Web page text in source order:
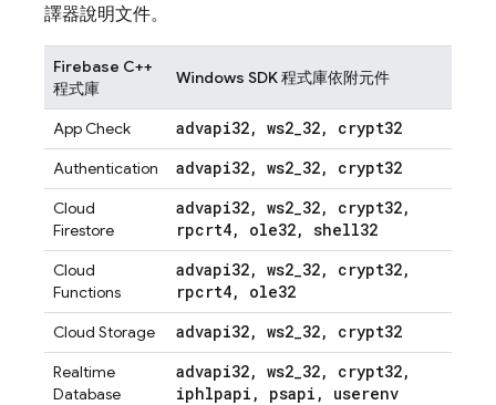
譯器說明文件。
Firebase C++
程式庫
Windows SDK 程式庫依附元件
App Check advapi32, ws2_32, crypt32
Authentication advapi32, ws2_32, crypt32
Cloud
Firestore
advapi32, ws2_32, crypt32,
rpcrt4, ole32, shell32
Cloud
Functions
advapi32, ws2_32, crypt32,
rpcrt4, ole32
Cloud Storage advapi32, ws2_32, crypt32
Realtime
Database
advapi32, ws2_32, crypt32,
iphlpapi , psapi , userenv